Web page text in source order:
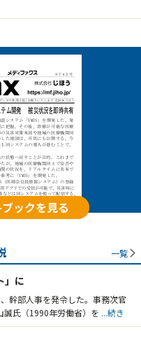
ックを見る
一覧
」に
幹部人事を発令した。事務次官
誠氏（1990年労働省）を ...続き